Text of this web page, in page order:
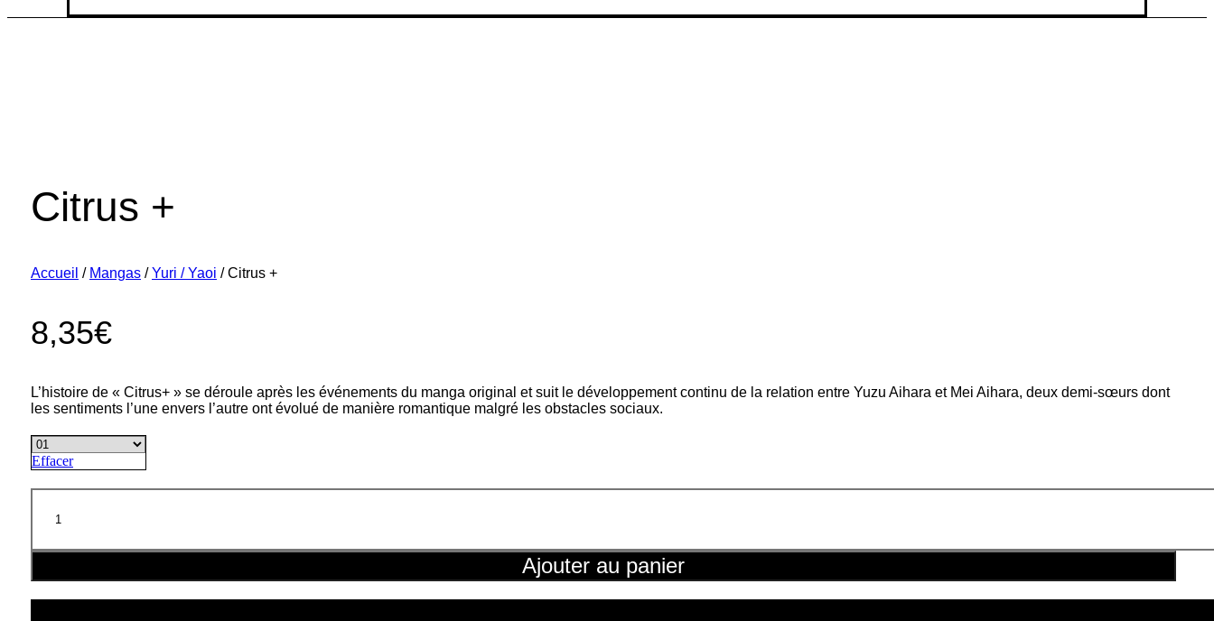
Citrus +
Accueil / Mangas /Yuri / Yaoi / Citrus +
8,35€
L’histoire de « Citrus+ » se déroule après les événements du manga original et suit le développement continu de la relation entre Yuzu Aihara et Mei Aihara, deux demi-sœurs dont
les sentiments l’une envers l’autre ont évolué de manière romantique malgré les obstacles sociaux.
Effacer
quantité
Citrus
Ajouter au panier